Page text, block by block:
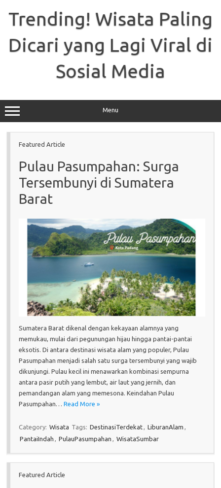
content
Trending! Wisata Paling
Dicari yang Lagi Viral di
Sosial Media
Menu
Featured Article
Pulau Pasumpahan: Surga
Tersembunyi di Sumatera
Barat
Sumatera Barat dikenal dengan kekayaan alamnya yang
memukau, mulai dari pegunungan hijau hingga pantai-pantai
eksotis. Di antara destinasi wisata alam yang populer, Pulau
Pasumpahan menjadi salah satu surga tersembunyi yang wajib
dikunjungi. Pulau kecil ini menawarkan kombinasi sempurna
antara pasir putih yang lembut, air laut yang jernih, dan
pemandangan alam yang memesona. Keindahan Pulau
Pasumpahan… Read More »
Category: Wisata Tags: DestinasiTerdekat, LiburanAlam ,
PantaiIndah , PulauPasumpahan , WisataSumbar
Featured Article